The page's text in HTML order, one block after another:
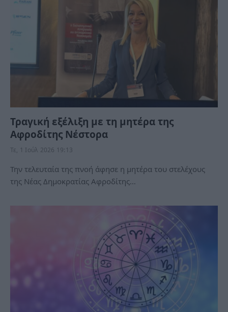
Τραγική εξέλιξη με τη μητέρα της
Αφροδίτης Νέστορα
Τε, 1 Ιούλ 2026 19:13
Την τελευταία της πνοή άφησε η μητέρα του στελέχους
της Νέας Δημοκρατίας Αφροδίτης…